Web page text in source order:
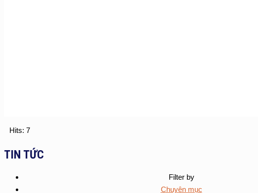
Hits: 7
TIN TỨC
Filter by
Chuyên mục